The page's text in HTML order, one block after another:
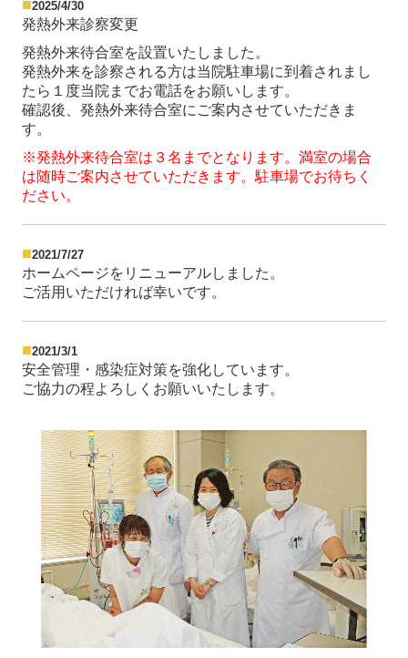
■2025/4/30
発熱外来診察変更
発熱外来待合室を設置いたしました。
発熱外来を診察される方は当院駐車場に到着されまし
たら１度当院までお電話をお願いします。
確認後、発熱外来待合室にご案内させていただきま
す。
※発熱外来待合室は３名までとなります。満室の場合
は随時ご案内させていただきます。駐車場でお待ちく
ださい。
■2021/7/27
ホームページをリニューアルしました。
ご活用いただければ幸いです。
■2021/3/1
安全管理・感染症対策を強化しています。
ご協力の程よろしくお願いいたします。